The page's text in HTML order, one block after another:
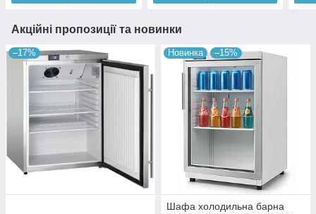
Акційні пропозиції та новинки
–17% Новинка –15%
Шафа холодильна барна